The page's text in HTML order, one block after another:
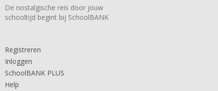
De nostalgische reis door jouw
schooltijd begint bij SchoolBANK
Registreren
Inloggen
SchoolBANK PLUS
Help